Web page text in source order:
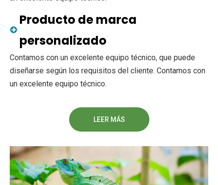
Producto de marca
personalizado
Contamos con un excelente equipo técnico, que puede
diseñarse según los requisitos del cliente. Contamos con
un excelente equipo técnico.
LEER MÁS